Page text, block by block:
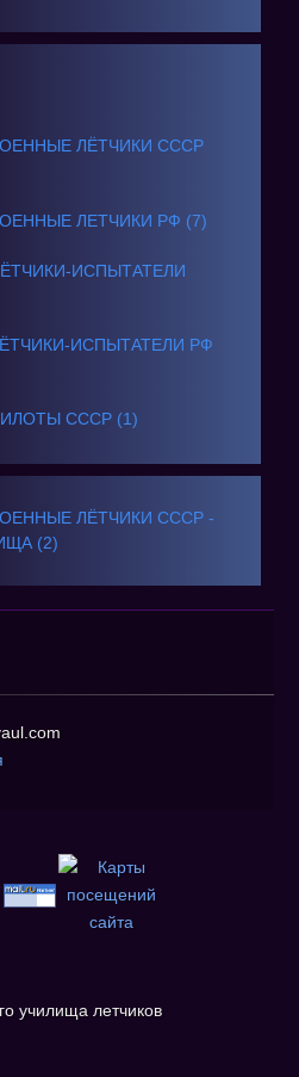
ЛЁТЧИКИ СССР
ЛЕТЧИКИ РФ (7)
ИСПЫТАТЕЛИ
ИСПЫТАТЕЛИ РФ
СССР (1)
ЛЁТЧИКИ СССР -
(2)
училища летчиков